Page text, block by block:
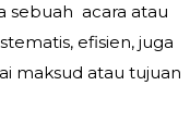
sebuah acara atau
efisien, juga
maksud atau tujuan